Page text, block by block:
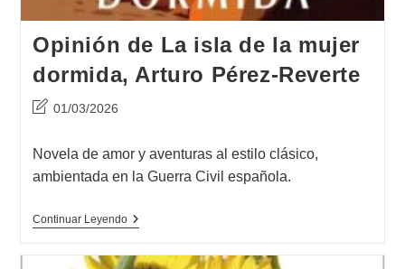
Opinión de La isla de la mujer
dormida, Arturo Pérez-Reverte
Última
la
entrada:
01/03/2026
Novela de amor y aventuras al estilo clásico,
ambientada en la Guerra Civil española.
Continuar LeyendoOpinión
Isla